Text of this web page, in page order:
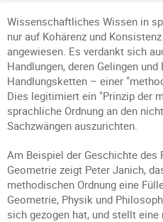
Wissenschaftliches Wissen in
nur auf Kohärenz und
angewiesen. Es verdankt sich
Handlungen, deren Gelingen
Handlungsketten – einer
Dies legitimiert ein "Prinzip der
sprachliche Ordnung an den
Sachzwängen auszurichten.
Am Beispiel der Geschichte des
Geometrie zeigt Peter Janich,
methodischen Ordnung eine
Geometrie, Physik und
sich gezogen hat, und stellt